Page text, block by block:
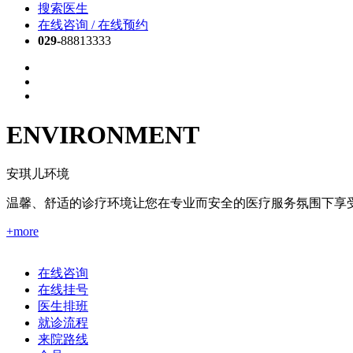
搜索医生
在线咨询 / 在线预约
029-88813333
ENVIRONMENT
安琪儿环境
温馨、舒适的诊疗环境让您在专业而安全的医疗服务氛围下享
+more
在线咨询
在线挂号
医生排班
就诊流程
来院路线